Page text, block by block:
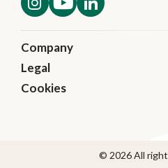
Company
Nyheter
Legal
Disclaimer
Transparency in Supply
Cookies
© 2026 All